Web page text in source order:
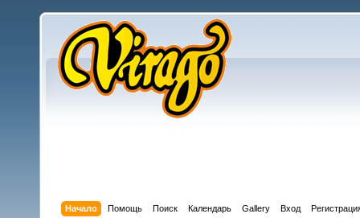
Начало Помощь Поиск Календарь Gallery Вход